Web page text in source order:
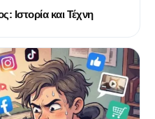
και Τέχνη